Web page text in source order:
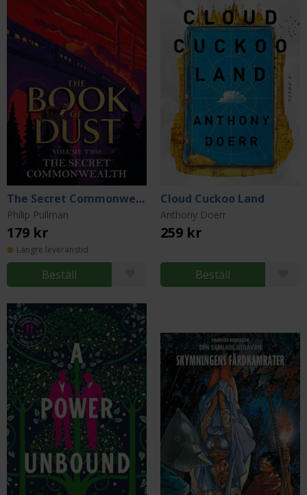
The Secret Commonwealth
Philip Pullman
179 kr
Längre leveranstid
Beställ
Cloud Cuckoo Land
Anthony Doerr
259 kr
Beställ